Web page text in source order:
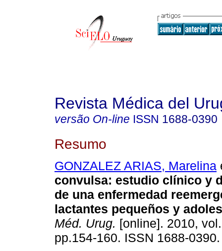
Revista Médica del
versão On-line ISSN 1688-0390
Resumo
GONZALEZ ARIAS, Marelina
convulsa: estudio clínico y
de una enfermedad
lactantes pequeños y
Méd. Urug. [online]. 2010,
pp.154-160. ISSN 1688-0390.